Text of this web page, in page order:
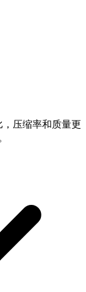
压缩率和质量更